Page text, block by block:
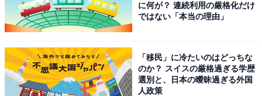
こちらもおすすめ
絶景が楽しめると思う「愛媛県の道の駅」ラン
キング！ 2位「佐田岬半島ミュージアム」を抑
えた1位は？
に何が？ 連続利用の厳格化だけ
ではない「本当の理由」
「移民」に冷たいのはどっちな
のか？ スイスの厳格過ぎる学歴
選別と、日本の曖昧過ぎる外国
人政策